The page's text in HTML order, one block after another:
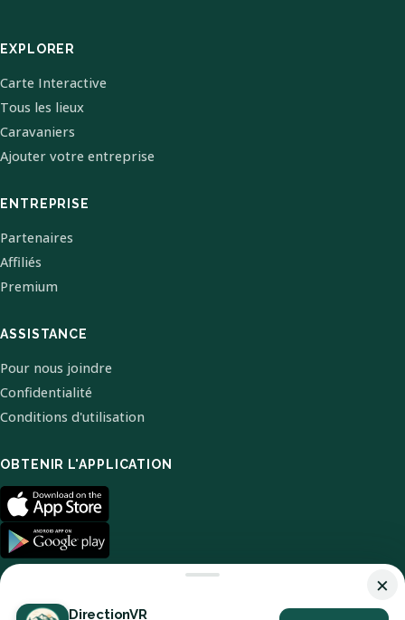
EXPLORER
Carte Interactive
Tous les lieux
Caravaniers
Ajouter votre entreprise
ENTREPRISE
Partenaires
Affiliés
Premium
ASSISTANCE
Pour nous joindre
Confidentialité
Conditions d'utilisation
OBTENIR L'APPLICATION
×
DirectionVR